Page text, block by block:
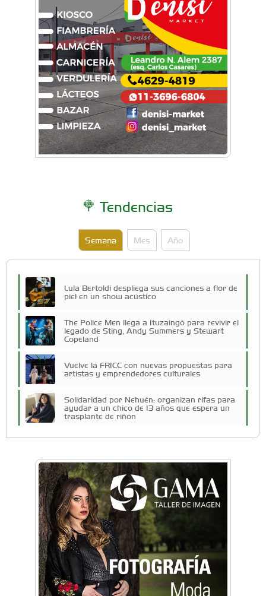
vuelo acrobático para poder competir en
Estados Unidos
Tendencias
Semana Mes Año
Lula Bertoldi despliega sus canciones a flor de
piel en un show acústico
The Police Men llega a Ituzaingó para revivir el
legado de Sting, Andy Summers y Stewart
Copeland
Vuelve la FRICC con nuevas propuestas para
artistas y emprendedores culturales
Solidaridad por Nehuén: organizan rifas para
ayudar a un chico de 13 años que espera un
trasplante de riñón
Docentes y directivos se capacitaron sobre
inteligencia artificial para aplicar en las aulas